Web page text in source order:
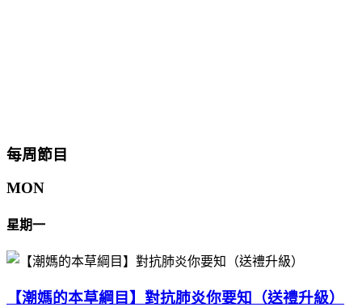
每周節目
MON
星期一
【潮媽的本草綱目】對抗肺炎你要知（送禮升級）